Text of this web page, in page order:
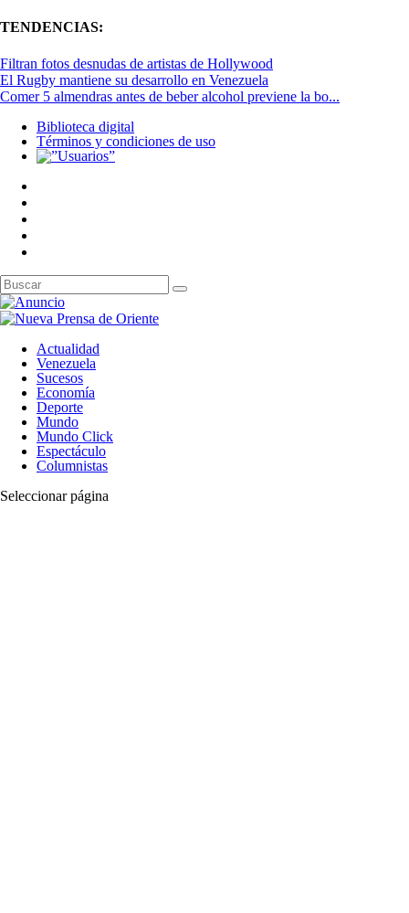
TENDENCIAS:
Filtran fotos desnudas de artistas de Hollywood
El Rugby mantiene su desarrollo en Venezuela
Comer 5 almendras antes de beber alcohol previene la bo...
Biblioteca digital
Términos y condiciones de uso
Actualidad
Venezuela
Sucesos
Economía
Deporte
Mundo
Mundo Click
Espectáculo
Columnistas
Seleccionar página